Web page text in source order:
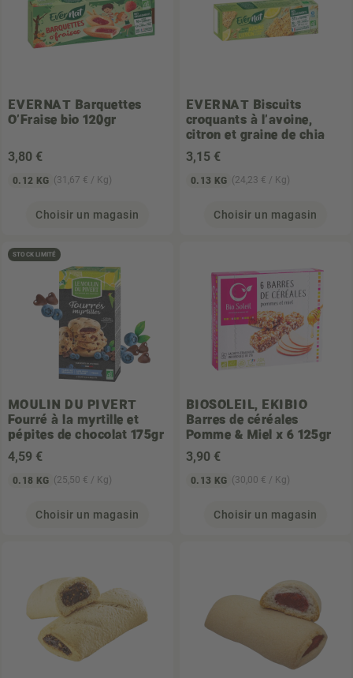
EVERNAT Barquettes
O'Fraise bio 120gr
3,80 €
0.12 KG (31,67 € / Kg)
Choisir un magasin
EVERNAT Biscuits
croquants à l'avoine,
citron et graine de chia
3,15 €
0.13 KG (24,23 € / Kg)
Choisir un magasin
STOCK LIMITÉ
MOULIN DU PIVERT
Fourré à la myrtille et
pépites de chocolat 175gr
4,59 €
0.18 KG (25,50 € / Kg)
Choisir un magasin
BIOSOLEIL, EKIBIO
Barres de céréales
Pomme & Miel x 6 125gr
3,90 €
0.13 KG (30,00 € / Kg)
Choisir un magasin